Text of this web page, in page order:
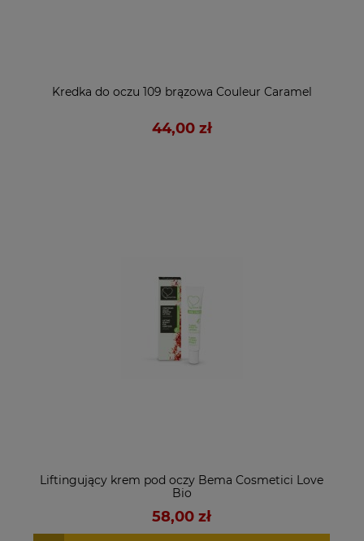
Kredka do oczu 109 brązowa Couleur Caramel
44,00 zł
Liftingujący krem pod oczy Bema Cosmetici Love
Bio
58,00 zł